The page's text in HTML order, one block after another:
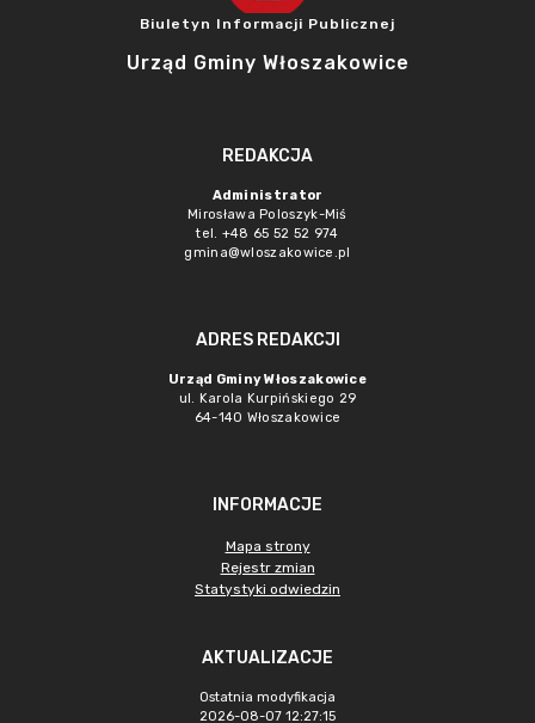
Biuletyn Informacji Publicznej
Urząd Gminy Włoszakowice
REDAKCJA
Administrator
Mirosława Poloszyk-Miś
tel. +48 65 52 52 974
gmina@wloszakowice.pl
ADRES REDAKCJI
Urząd Gminy Włoszakowice
ul. Karola Kurpińskiego 29
64-140 Włoszakowice
INFORMACJE
Mapa strony
Rejestr zmian
Statystyki odwiedzin
AKTUALIZACJE
Ostatnia modyfikacja
2026-08-07 12:27:15